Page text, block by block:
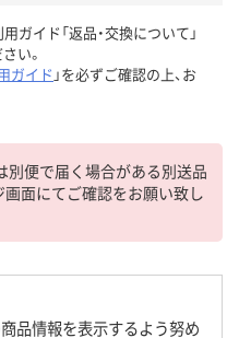
ガイド「返品・交換について」
い。
ガイド 」を必ずご確認の上、お
別便で届く場合がある別送品
面にてご確認をお願い致し
品情報を表示するよう努め